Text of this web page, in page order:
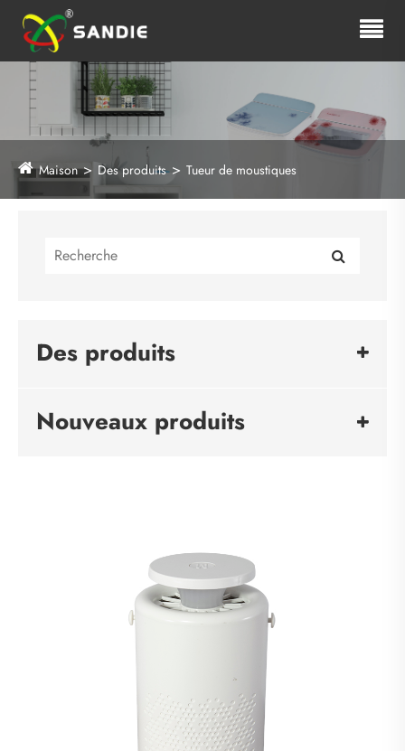
Maison Des produits Tueur de moustiques
Des produits
Nouveaux produits